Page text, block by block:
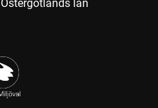
Östergötlands län